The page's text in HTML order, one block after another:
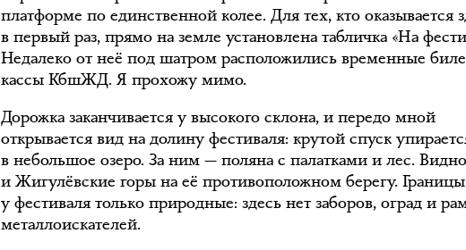
платформе по единственной колее. Для тех, кто оказывается
в первый раз, прямо на земле установлена табличка «На
Недалеко от неё под шатром расположились временные
кассы КбшЖД. Я прохожу мимо.
Дорожка заканчивается у высокого склона, и передо мной
открывается вид на долину фестиваля: крутой спуск
в небольшое озеро. За ним — поляна с палатками и лес.
и Жигулёвские горы на её противоположном берегу. Границы
у фестиваля только природные: здесь нет заборов, оград и
металлоискателей.